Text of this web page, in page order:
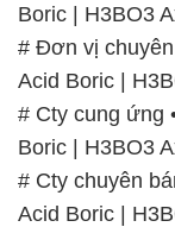
Boric | H3BO3
# Đơn vị
Acid Boric |
# Cty cung ứng
Boric | H3BO3
# Cty chuyên
Acid Boric |